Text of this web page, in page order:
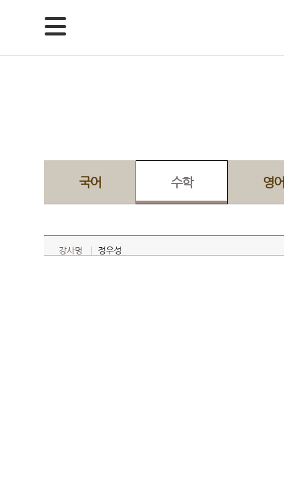
국어 수학 영어
강사명 정우성